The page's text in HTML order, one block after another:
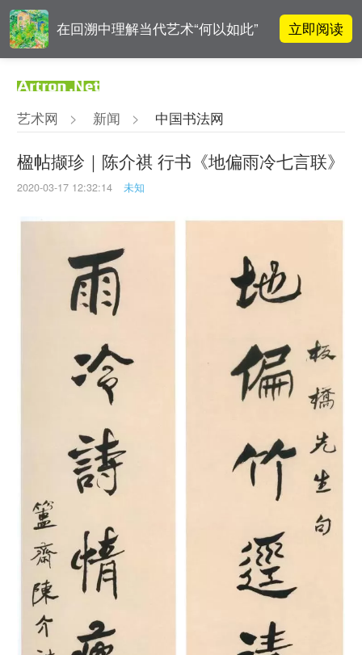
在回溯中理解当代艺术“何以如此” 立即阅读
影响力榜单
对话 | 在开放和自由中确立艺术价
值
艺术网 > 新闻 > 中国书法网
楹帖撷珍｜​陈介祺 行书《地偏雨冷七言联》
2020-03-17 12:32:14 未知